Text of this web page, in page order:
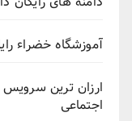
آموزشگاه خضراء
ارزان ترین
اجتماعی